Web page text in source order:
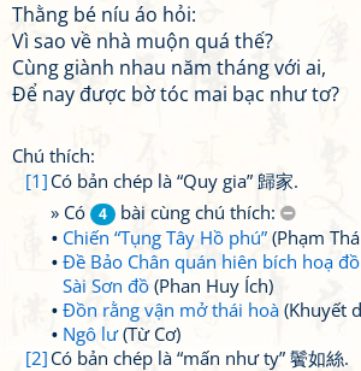
Thằng bé níu áo hỏi:
Vì sao về nhà muộn quá thế?
Cùng giành nhau năm tháng với ai,
Để nay được bờ tóc mai bạc như tơ?
Chú thích:
[1] Có bản chép là “Quy gia” 歸家.
» Có
4
bài cùng chú thích:
Chiến “Tụng Tây Hồ phú” (Phạm
Đề Bảo Chân quán hiên bích hoạ
Sài Sơn đồ (Phan Huy Ích)
Đồn rằng vận mở thái hoà (Khuyết
Ngô lư(Từ Cơ)
[2] Có bản chép là “mấn như ty” 鬢如絲.